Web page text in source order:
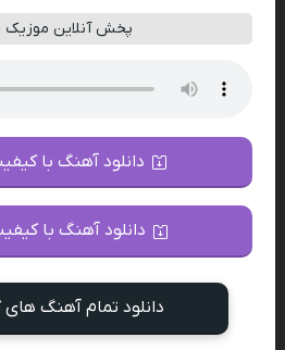
پخش آنلاین موزیک
دانلود آهنگ با کیفیت
دانلود آهنگ با
دانلود تمام آهنگ